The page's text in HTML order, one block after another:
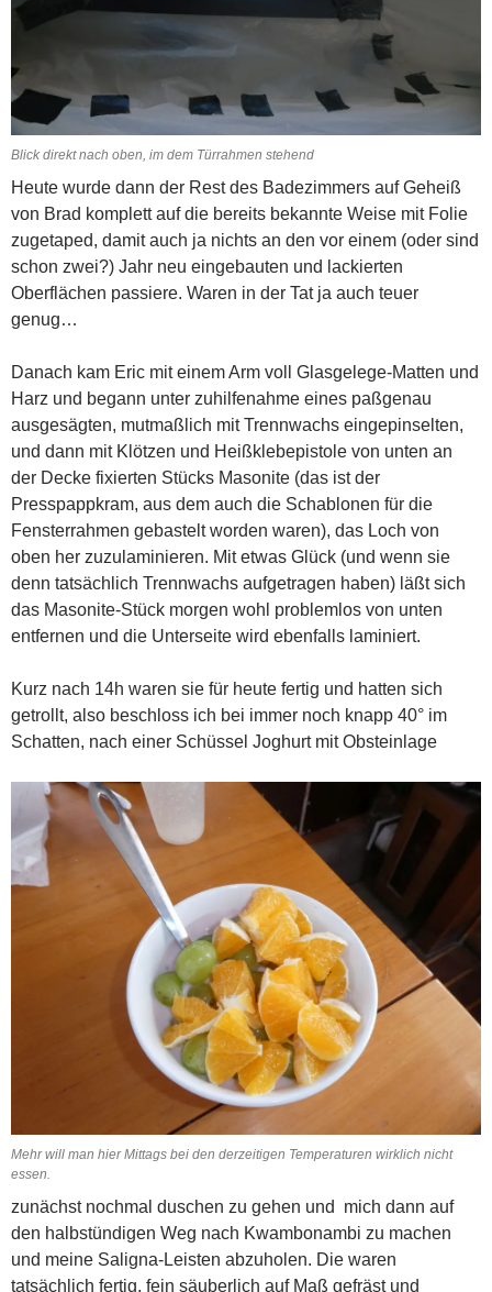
Blick direkt nach oben, im dem Türrahmen stehend
Heute wurde dann der Rest des Badezimmers auf Geheiß
von Brad komplett auf die bereits bekannte Weise mit Folie
zugetaped, damit auch ja nichts an den vor einem (oder sind
schon zwei?) Jahr neu eingebauten und lackierten
Oberflächen passiere. Waren in der Tat ja auch teuer
genug…
Danach kam Eric mit einem Arm voll Glasgelege-Matten und
Harz und begann unter zuhilfenahme eines paßgenau
ausgesägten, mutmaßlich mit Trennwachs eingepinselten,
und dann mit Klötzen und Heißklebepistole von unten an
der Decke fixierten Stücks Masonite (das ist der
Presspappkram, aus dem auch die Schablonen für die
Fensterrahmen gebastelt worden waren), das Loch von
oben her zuzulaminieren. Mit etwas Glück (und wenn sie
denn tatsächlich Trennwachs aufgetragen haben) läßt sich
das Masonite-Stück morgen wohl problemlos von unten
entfernen und die Unterseite wird ebenfalls laminiert.
Kurz nach 14h waren sie für heute fertig und hatten sich
getrollt, also beschloss ich bei immer noch knapp 40° im
Schatten, nach einer Schüssel Joghurt mit Obsteinlage
Mehr will man hier Mittags bei den derzeitigen Temperaturen wirklich nicht
essen.
zunächst nochmal duschen zu gehen und mich dann auf
den halbstündigen Weg nach Kwambonambi zu machen
und meine Saligna-Leisten abzuholen. Die waren
tatsächlich fertig, fein säuberlich auf Maß gefräst und